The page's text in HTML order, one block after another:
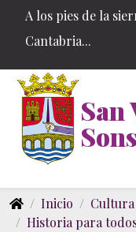
A los pies de la
Cantabria...
San
Inicio Cultura
Historia para